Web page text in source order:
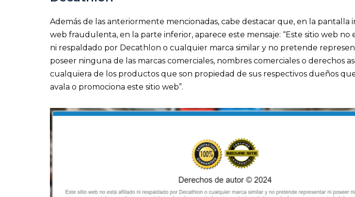
Además de las anteriormente mencionadas, cabe destacar que, en la pantalla
web fraudulenta, en la parte inferior, aparece este mensaje: “Este sitio web no
ni respaldado por Decathlon o cualquier marca similar y no pretende
poseer ninguna de las marcas comerciales, nombres comerciales o derechos
cualquiera de los productos que son propiedad de sus respectivos dueños
avala o promociona este sitio web”.